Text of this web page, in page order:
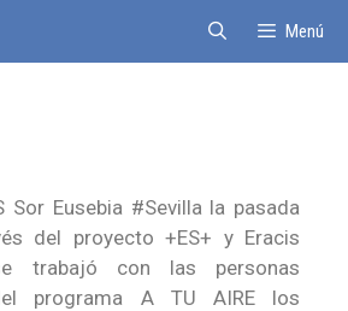
Menú
Sor Eusebia #Sevilla la pasada
del proyecto +ES+ y Eracis
trabajó con las personas
programa A TU AIRE los